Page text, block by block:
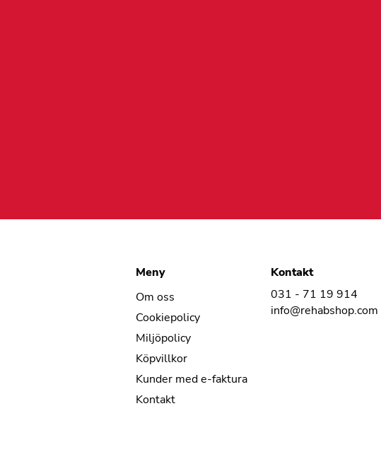
Meny
Om oss
Cookiepolicy
Miljöpolicy
Köpvillkor
Kunder med e-faktura
Kontakt
Kontakt
031 - 71 19 914
info@rehabshop.com